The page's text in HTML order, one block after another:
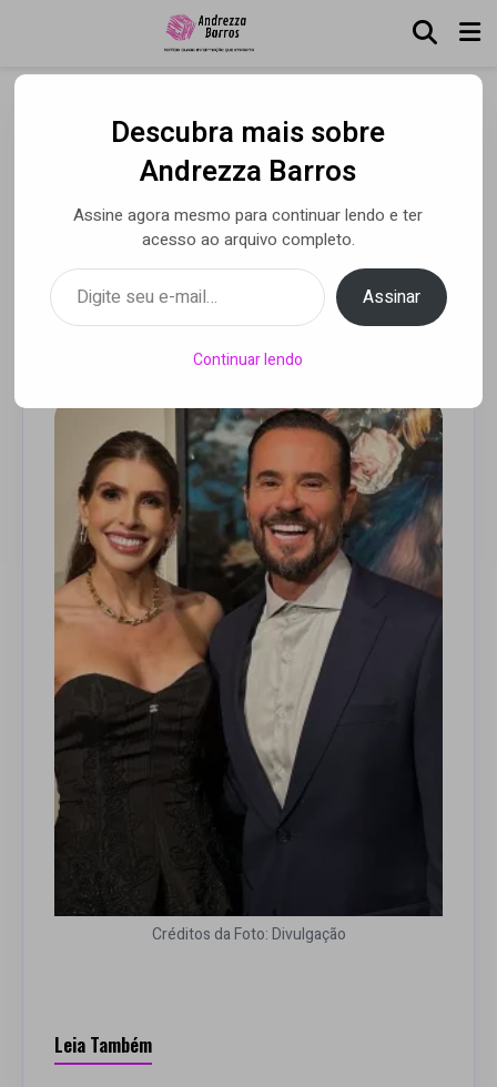
Juliana D’Agostini grava
participação em longa
estreado por Paulinho
Vilhena
Por Alessandra Astolphi• 06 maio 2026
Créditos da Foto: Divulgação
Leia Também
Descubra mais sobre
Andrezza Barros
Assine agora mesmo para continuar lendo e ter
acesso ao arquivo completo.
Digite seu e-mail…
Assinar
Continuar lendo